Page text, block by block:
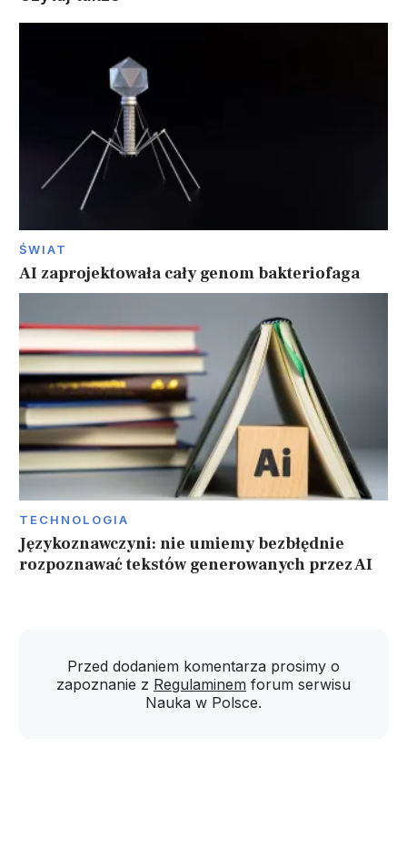
ŚWIAT
AI zaprojektowała cały genom bakteriofaga
TECHNOLOGIA
Językoznawczyni: nie umiemy bezbłędnie
rozpoznawać tekstów generowanych przez AI
Przed dodaniem komentarza prosimy o
zapoznanie z Regulaminem forum serwisu
Nauka w Polsce.